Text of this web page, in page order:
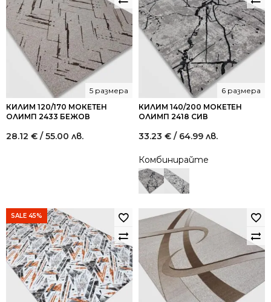
КИЛИМ 120/170 МОКЕТЕН
ОЛИМП 2433 БЕЖОВ
5 размера
28.12 € / 55.00 лв.
КИЛИМ 140/200 МОКЕТЕН
ОЛИМП 2418 СИВ
6 размера
33.23 € / 64.99 лв.
Комбинирайте
SALE 45%